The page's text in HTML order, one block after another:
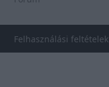
Felhasználási feltételek